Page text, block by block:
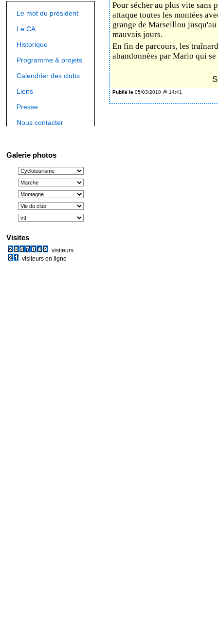
Le mot du président
Le CA
Historique
Programme & projets
Calendrier des clubs
Liens
Presse
Nous contacter
Galerie photos
Visites
visiteurs
visiteurs en ligne
Pour sécher au plus vite
attaque toutes les montées
grange de Marseillou
mauvais jours.
En fin de parcours, les
abandonnées par Mario qui
Publié le 05/03/2018 @ 14:41